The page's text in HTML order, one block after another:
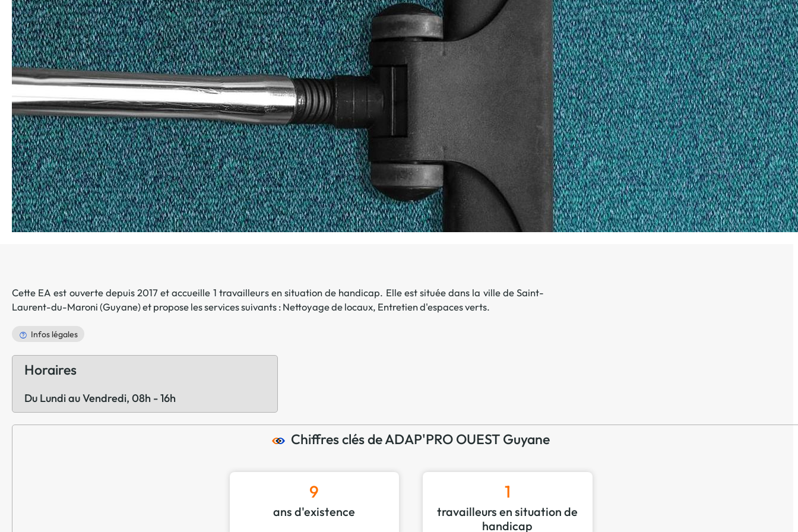
La promotion de vos engagements en matière d'achats inclusifs
Cultiver son réseau
Le Club Partenaires
Je communique
Votre visibilité on-line clé en main
Vos kits de communication personnalisés
Je vends
Votre boîte à outils « accélérez votre croissance »
J'améliore mes pratiques
Vos formations 100% opérationnelles, dédiées au développement commercial
Votre centre de ressources et vos services de networking
Je restructure ou je développe de nouvelles activités
Vos services enrichis
Cette EA est ouverte depuis 2017 et accueille 1 travailleurs en situation de handicap. Elle est située dans la ville deSaint-
Laurent-du-Maroni(Guyane) et propose les services suivants :Nettoyage de locaux, Entretien d'espaces verts.
Infos légales
Horaires
Du Lundi au Vendredi, 08h - 16h
Chiffres clés de ADAP'PRO OUEST Guyane
9
ans d'existence
1
travailleurs en situation de
handicap